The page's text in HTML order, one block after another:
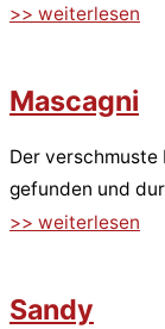
>> weiterlesen
Mascagni
Der verschmuste
gefunden und
>> weiterlesen
Sandy